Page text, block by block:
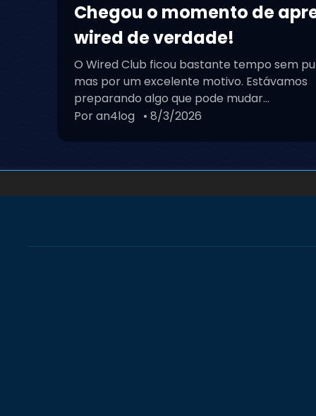
Chegou o momento de
wired de verdade!
O Wired Club ficou bastante tempo sem
mas por um excelente motivo. Estávamos
preparando algo que pode mudar...
Por an4log • 8/3/2026